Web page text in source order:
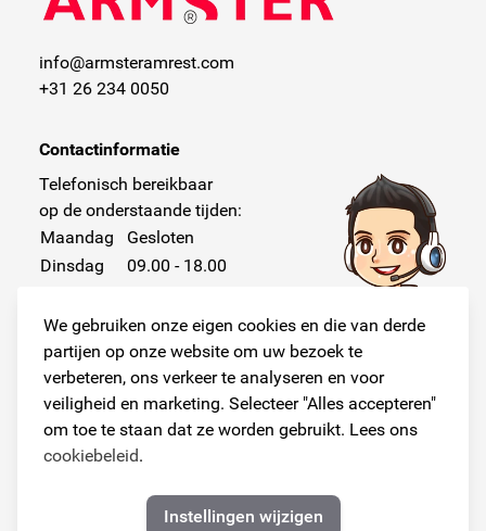
We gebruiken onze eigen cookies en die van derde
partijen op onze website om uw bezoek te
verbeteren, ons verkeer te analyseren en voor
veiligheid en marketing. Selecteer "Alles accepteren"
om toe te staan dat ze worden gebruikt. Lees ons
cookiebeleid.
Instellingen wijzigen
info@armsteramrest.com
+31 26 234 0050
Contactinformatie
Telefonisch bereikbaar
op de onderstaande tijden:
Maandag
Gesloten
Dinsdag
09.00 - 18.00
Donderdag09.00 - 18.00
Vrijdag
09.00 - 18.00
Zaterdag
Gesloten
Zondag
Gesloten